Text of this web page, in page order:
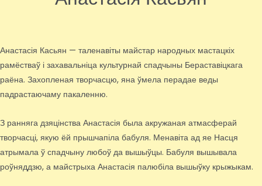
Анастасія Касьян — таленавіты майстар народных мастацкіх
рамёстваў і захавальніца культурнай спадчыны Бераставіцкага
раёна. Захопленая творчасцю, яна ўмела перадае веды
падрастаючаму пакаленню.
З ранняга дзяцінства Анастасія была акружаная атмасферай
творчасці, якую ёй прышчапіла бабуля. Менавіта ад яе Насця
атрымала ў спадчыну любоў да вышыўцы. Бабуля вышывала
роўняддзю, а майстрыха Анастасія палюбіла вышыўку крыжыкам.